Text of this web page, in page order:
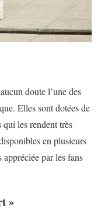
doute l’une des
Elles sont dotées de
qui les rendent très
en plusieurs
par les fans
»